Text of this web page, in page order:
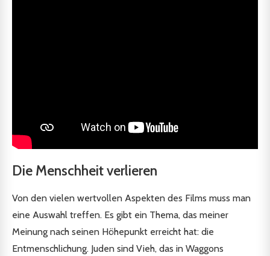
Die Menschheit verlieren
Von den vielen wertvollen Aspekten des Films muss man
eine Auswahl treffen. Es gibt ein Thema, das meiner
Meinung nach seinen Höhepunkt erreicht hat: die
Entmenschlichung. Juden sind Vieh, das in Waggons